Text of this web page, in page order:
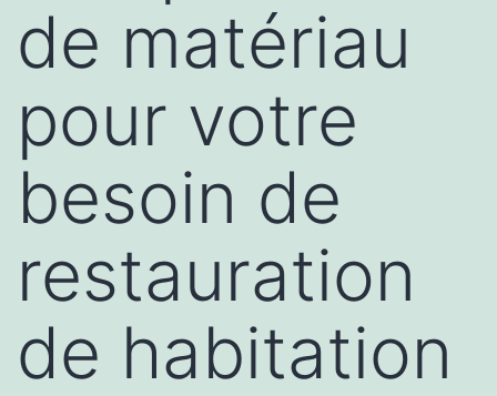
de matériau
pour votre
besoin de
restauration
de habitation